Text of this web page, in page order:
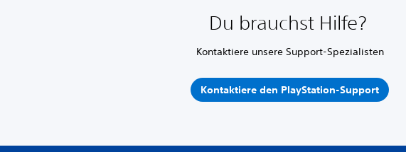
Du brauchst Hilfe?
Kontaktiere unsere Support-Spezialisten
Kontaktiere den PlayStation-Support